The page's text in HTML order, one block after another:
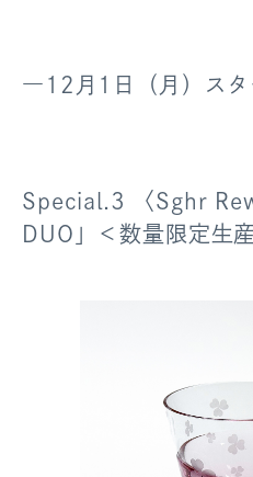
―12月1日（月）スタ
Special.3 〈Sghr
DUO」＜数量限定生